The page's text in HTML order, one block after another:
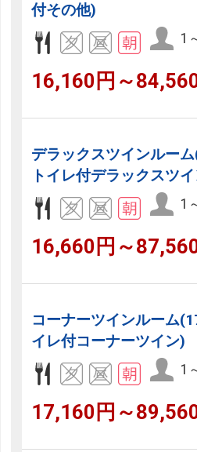
付その他)
1
16,160円～
デラックスツインルー
トイレ付デラックスツ
1
16,660円～
コーナーツインルーム
イレ付コーナーツイン)
1
17,160円～